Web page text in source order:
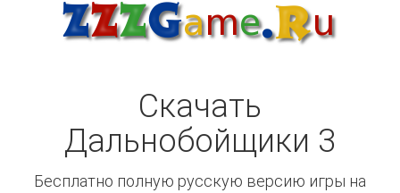
Скачать
Дальнобойщики 3
Бесплатно полную русскую версию игры на